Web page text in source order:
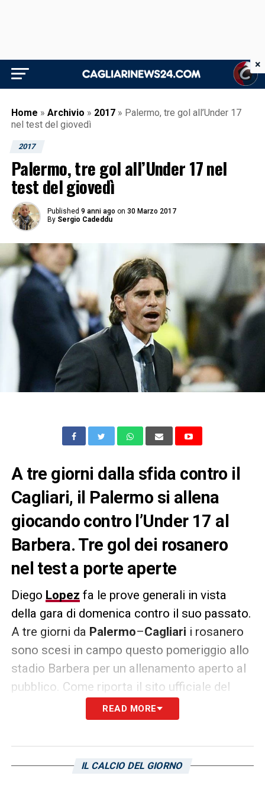
Home » Archivio » 2017 » Palermo, tre gol all’Under 17
nel test del giovedì
2017
Palermo, tre gol all’Under 17 nel
test del giovedì
Published 9 anni ago on 30 Marzo 2017
By Sergio Cadeddu
A tre giorni dalla sfida contro il
Cagliari, il Palermo si allena
giocando contro l’Under 17 al
Barbera. Tre gol dei rosanero
nel test a porte aperte
Diego Lopez fa le prove generali in vista
della gara di domenica contro il suo passato.
A tre giorni da Palermo–Cagliari i rosanero
sono scesi in campo questo pomeriggio allo
stadio Barbera per un allenamento aperto al
pubblico. Come riporta il sito ufficiale del
club siciliano hanno lavorato a
Nestorovski,SunjiceTrajkovski
impegni con le nazionali, mentre
READ MORE
IL CALCIO DEL GIORNO
×